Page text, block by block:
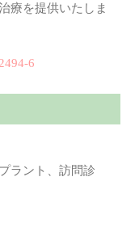
療を提供いたしま
6
ラント、訪問診